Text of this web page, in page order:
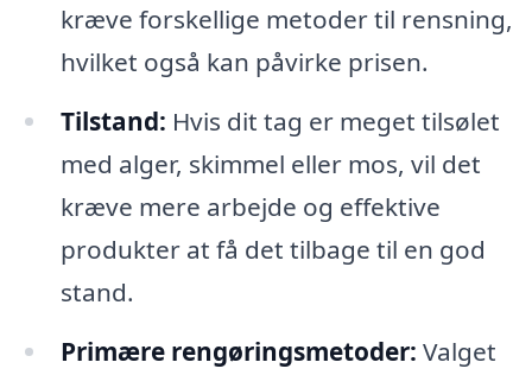
kræve forskellige metoder til rensning,
hvilket også kan påvirke prisen.
Tilstand: Hvis dit tag er meget tilsølet
med alger, skimmel eller mos, vil det
kræve mere arbejde og effektive
produkter at få det tilbage til en god
stand.
Primære rengøringsmetoder: Valget